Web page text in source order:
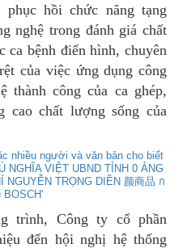
hồi chức năng tạng
nghệ trong đánh giá chất
ca bệnh điển hình, chuyên
của việc ứng dụng công
thành công của ca ghép,
cao chất lượng sống của
trình, Công ty cổ phần
đến hội nghị hệ thống